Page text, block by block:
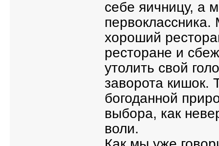
себе яичницу, а
хороший
ресторане и
утолить свой
заворота кишок.
богоданной
выбора, как
воли.